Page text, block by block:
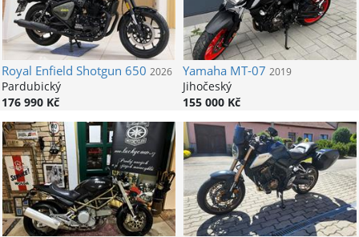
Royal Enfield Shotgun 650 2026
Pardubický
176 990 Kč
YamahaMT-07 2019
Jihočeský
155 000 Kč